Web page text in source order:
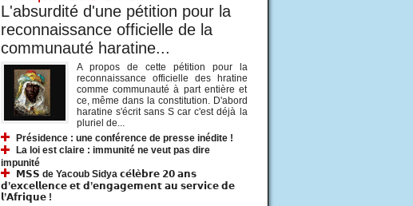
L'absurdité d'une pétition pour la
reconnaissance officielle de la
communauté haratine...
A propos de cette pétition pour la
reconnaissance officielle des hratine
comme communauté à part entière et
ce, même dans la constitution. D'abord
haratine s'écrit sans S car c'est déjà la
pluriel de...
Présidence : une conférence de presse inédite !
La loi est claire : immunité ne veut pas dire
impunité
𝗠𝗦𝗦 de Yacoub Sidya 𝗰𝗲́𝗹𝗲̀𝗯𝗿𝗲 𝟮𝟬 𝗮𝗻𝘀
𝗱’𝗲𝘅𝗰𝗲𝗹𝗹𝗲𝗻𝗰𝗲 𝗲𝘁 𝗱’𝗲𝗻𝗴𝗮𝗴𝗲𝗺𝗲𝗻𝘁 𝗮𝘂 𝘀𝗲𝗿𝘃𝗶𝗰𝗲 𝗱𝗲
𝗹’𝗔𝗳𝗿𝗶𝗾𝘂𝗲 !